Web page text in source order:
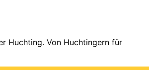
Huchting. Von Huchtingern für